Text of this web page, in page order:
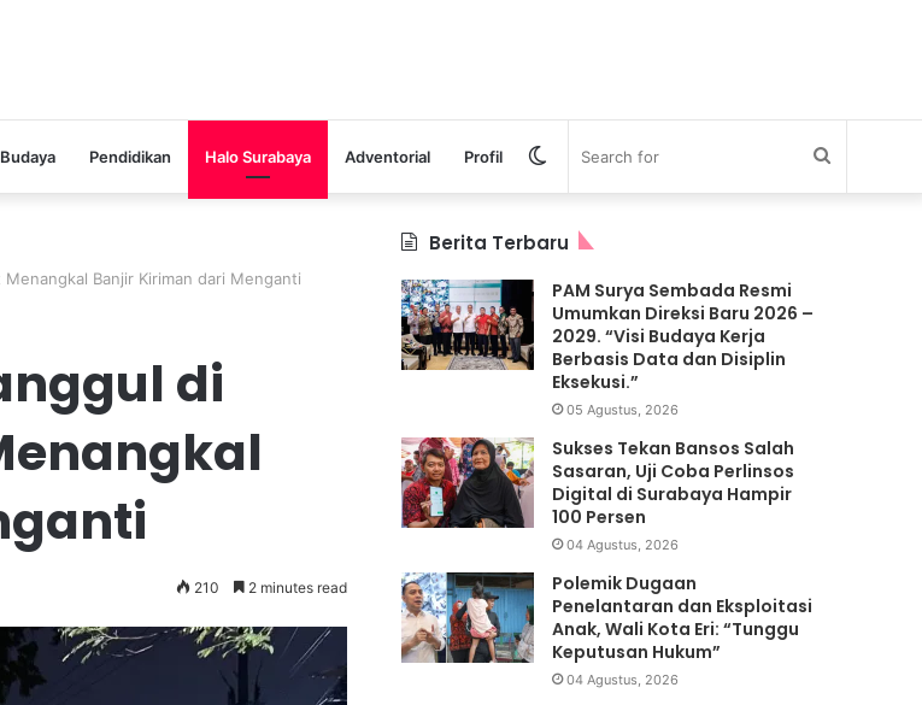
Budaya Pendidikan Halo Surabaya Adventorial Profil Search
Switch
skin
Banjir Kiriman dari Menganti
di
210 2 minutes read
Berita Terbaru
PAM Surya Sembada Resmi
Umumkan Direksi Baru 2026 –
2029. “Visi Budaya Kerja
Berbasis Data dan Disiplin
Eksekusi.”
05 Agustus, 2026
Sukses Tekan Bansos Salah
Sasaran, Uji Coba Perlinsos
Digital di Surabaya Hampir
100 Persen
04 Agustus, 2026
Polemik Dugaan
Penelantaran dan Eksploitasi
Anak, Wali Kota Eri: “Tunggu
Keputusan Hukum”
04 Agustus, 2026